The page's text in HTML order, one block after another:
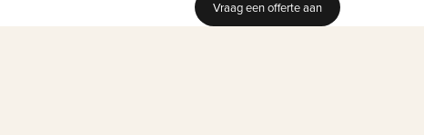
Vraag een offerte aan